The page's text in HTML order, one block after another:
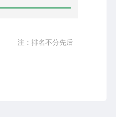
注：排名不分先后